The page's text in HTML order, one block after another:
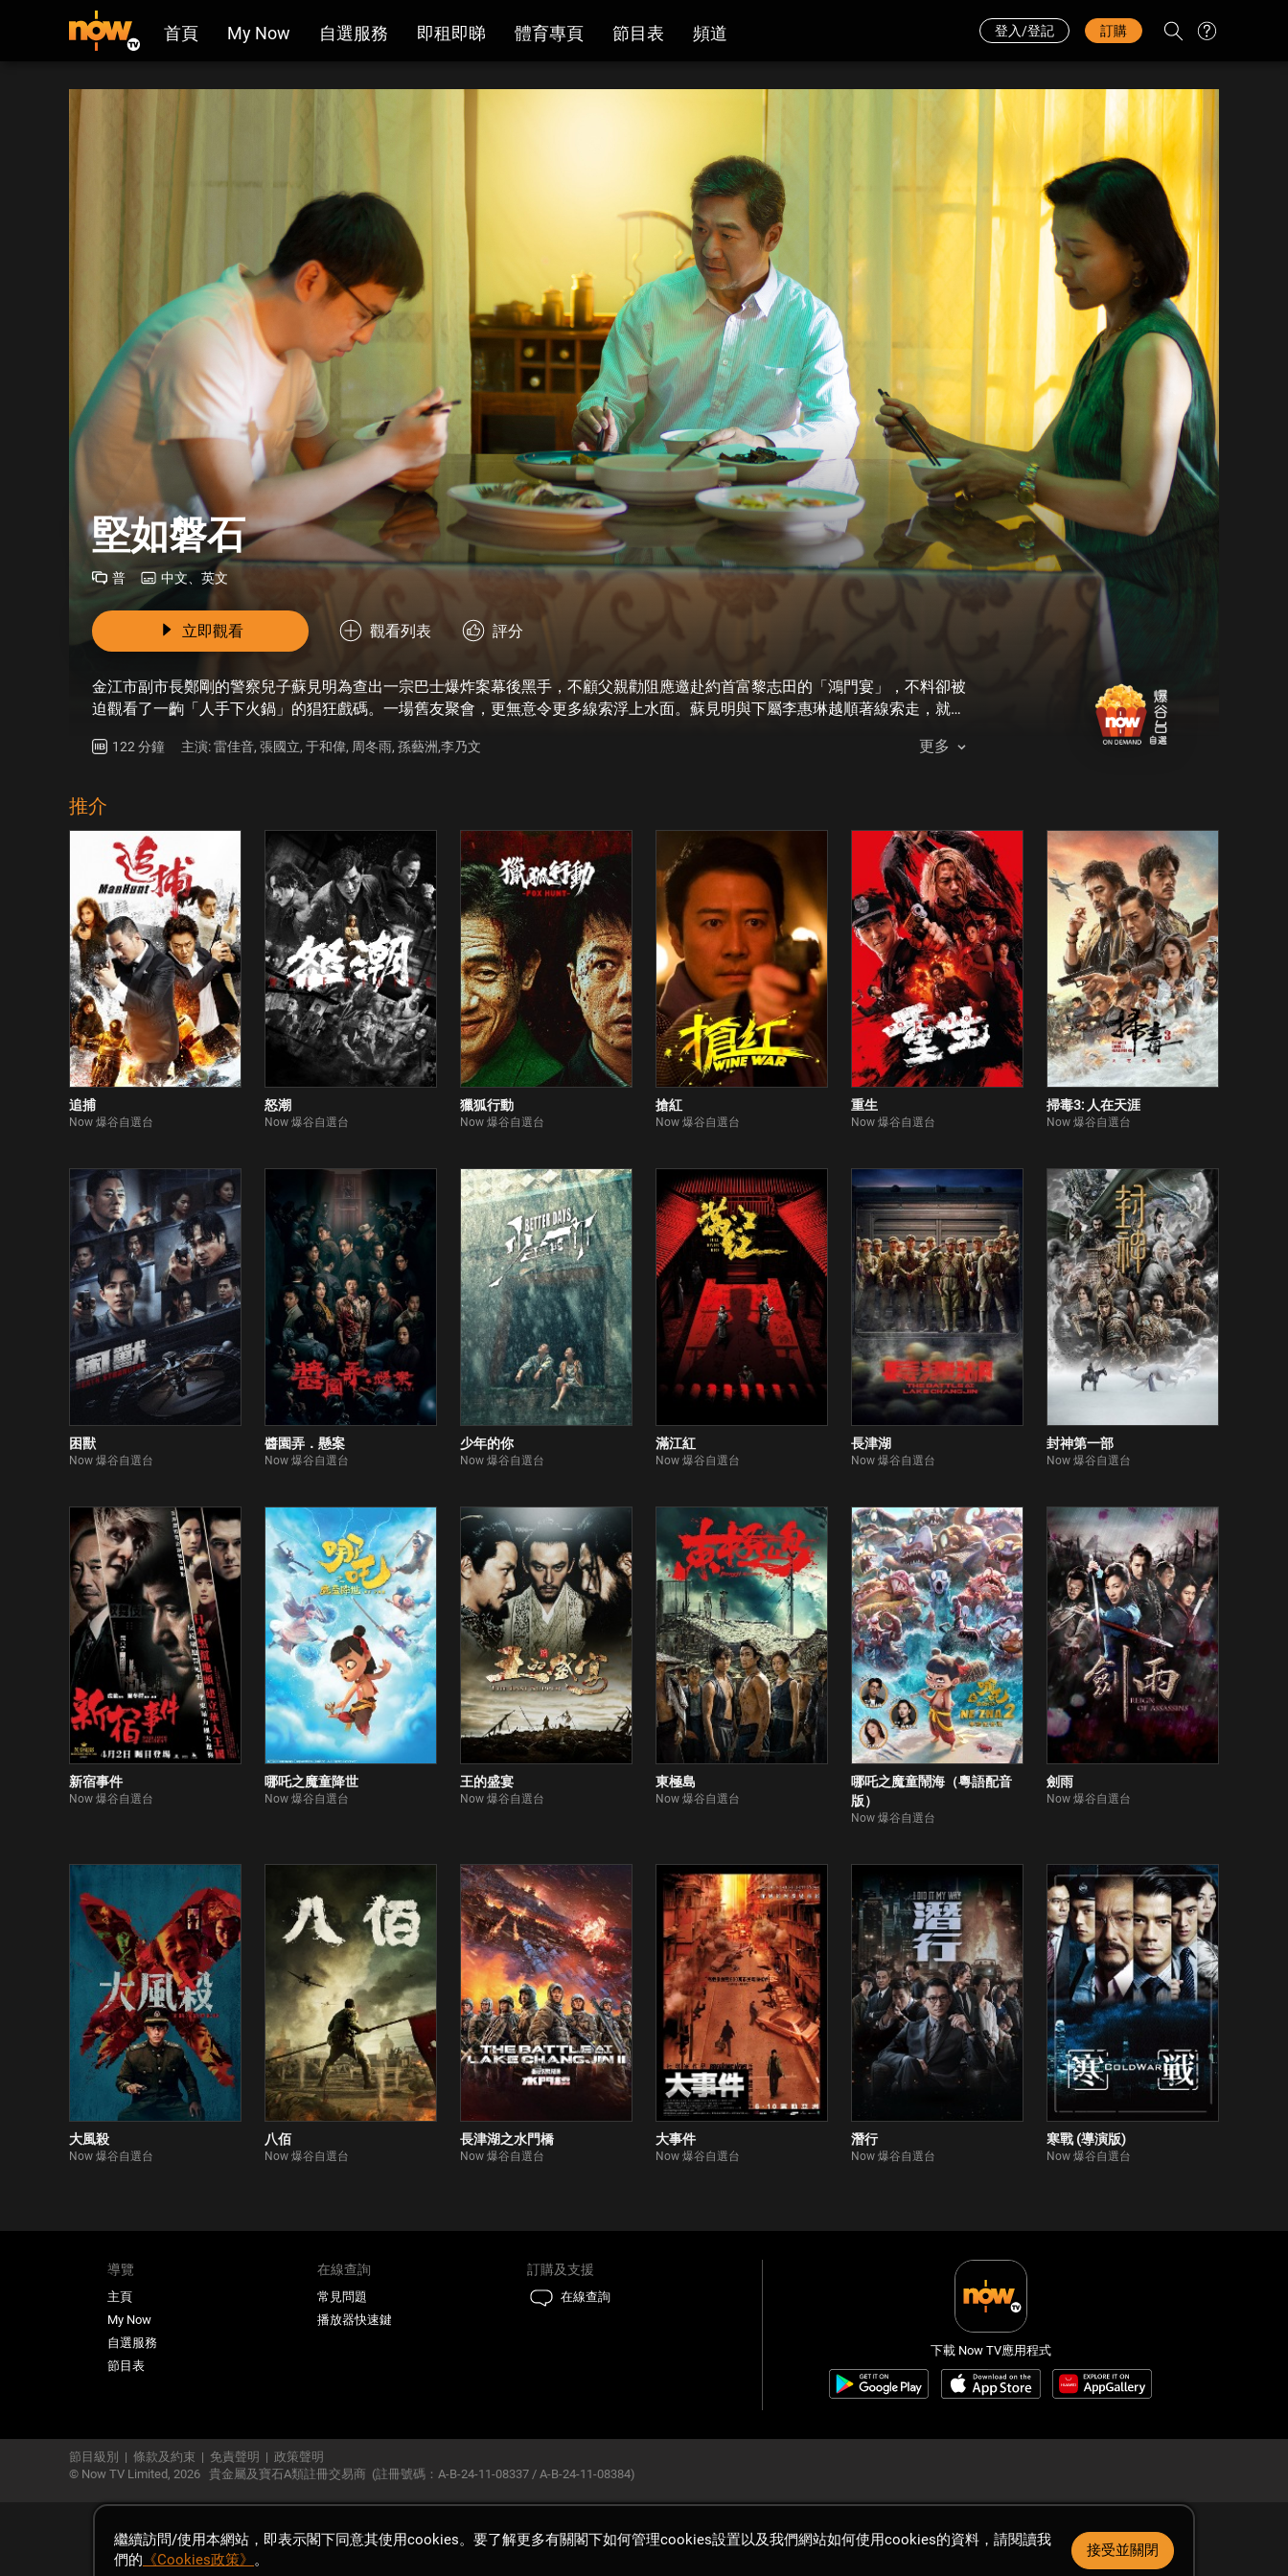
首頁 My Now 自選服務 即租即睇 體育專頁 節目表 頻道 代碼換領 English
登入/登記 訂購
堅如磐石
普 中文、英文
立即觀看 觀看列表 評分
金江市副市長鄭剛的警察兒子蘇見明為查出一宗巴士爆炸案幕後黑手，不顧父親勸阻應邀赴約首富黎志田的「鴻門宴」，不料卻被
迫觀看了一齣「人手下火鍋」的猖狂戲碼。一場舊友聚會，更無意令更多線索浮上水面。蘇見明與下屬李惠琳越順著線索走，就發
122 分鐘 主演: 雷佳音, 張國立, 于和偉, 周冬雨, 孫藝洲,李乃文 更多
推介
追捕
Now 爆谷自選台
怒潮
Now 爆谷自選台
獵狐行動
Now 爆谷自選台
搶紅
Now 爆谷自選台
重生
Now 爆谷自選台
掃毒3: 人在天涯
Now 爆谷自選台
困獸
Now 爆谷自選台
醬園弄．懸案
Now 爆谷自選台
少年的你
Now 爆谷自選台
滿江紅
Now 爆谷自選台
長津湖
Now 爆谷自選台
封神第一部
Now 爆谷自選台
新宿事件
Now 爆谷自選台
哪吒之魔童降世
Now 爆谷自選台
王的盛宴
Now 爆谷自選台
東極島
Now 爆谷自選台
哪吒之魔童鬧海（粵語配音
版）
Now 爆谷自選台
劍雨
Now 爆谷自選台
大風殺
Now 爆谷自選台
八佰
Now 爆谷自選台
長津湖之水門橋
Now 爆谷自選台
大事件
Now 爆谷自選台
潛行
Now 爆谷自選台
寒戰 (導演版)
Now 爆谷自選台
導覽
主頁
My Now
自選服務
節目表
在線查詢
常見問題
播放器快速鍵
訂購及支援
在線查詢
下載 Now TV應用程式
節目級別 | 條款及約束 | 免責聲明 | 政策聲明
© Now TV Limited, 2026 貴金屬及寶石A類註冊交易商 (註冊號碼：A-B-24-11-08337 / A-B-24-11-08384)
繼續訪問/使用本網站，即表示閣下同意其使用cookies。要了解更多有關閣下如何管理cookies設置以及我們網站如何使用cookies的資料，請閱讀我
們的 《Cookies政策》 。
接受並關閉